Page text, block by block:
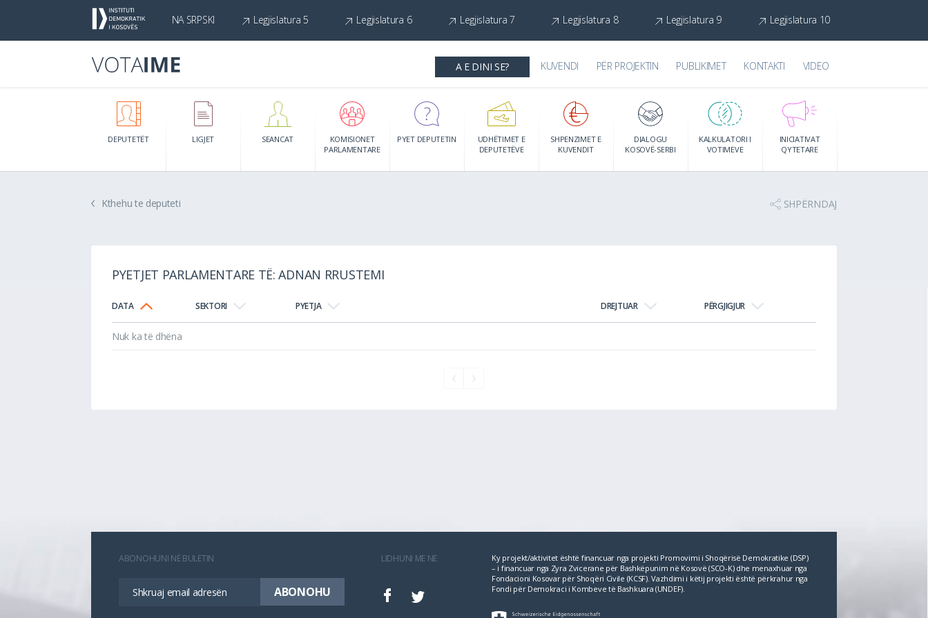
NA SRPSKI Legjislatura 5 Legjislatura 6 Legjislatura 7 Legjislatura 8 Legjislatura 9 Legjislatura 10
A E DINI SE? KUVENDI PËR PROJEKTIN PUBLIKIMET KONTAKTI VIDEO
DEPUTETËT LIGJET SEANCAT
KOMISIONET
PARLAMENTARE
PYET DEPUTETIN
UDHËTIMET E
DEPUTETËVE
SHPENZIMET E
KUVENDIT
DIALOGU
KOSOVË-SERBI
KALKULATORI I
VOTIMEVE
INICIATIVAT
QYTETARE
Kthehu te deputeti SHPËRNDAJ
PYETJET PARLAMENTARE TË: ADNAN RRUSTEMI
DATA SEKTORI PYETJA DREJTUAR PËRGJIGJUR
Nuk ka të dhëna
ABONOHUNI NË BULETIN LIDHUNI ME NE
Ky projekt/aktivitet është financuar nga projekti Promovimi i Shoqërisë Demokratike (DSP)
– i financuar nga Zyra Zvicerane për Bashkëpunim në Kosovë (SCO‐K) dhe menaxhuar nga
Fondacioni Kosovar për Shoqëri Civile (KCSF). Vazhdimi i këtij projekti është përkrahur nga
Fondi për Demokraci i Kombeve të Bashkuara (UNDEF).